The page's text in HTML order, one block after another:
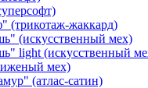
(трикотаж-жаккард)
(искусственный мех)
light (искусственный
мех)
(атлас-сатин)